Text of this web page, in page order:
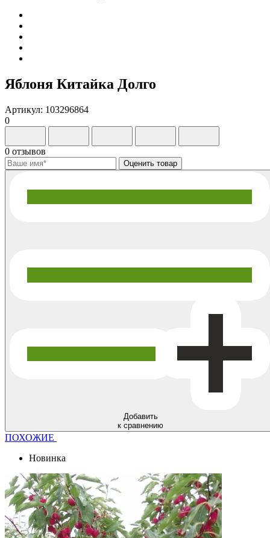
Яблоня Китайка Долго
Артикул: 103296864
0
0 отзывов
Добавить
к сравнению
ПОХОЖИЕ
Новинка